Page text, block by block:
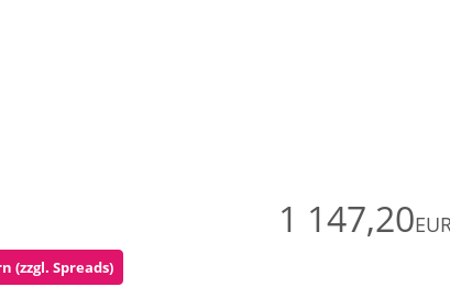
1 147,20
(zzgl. Spreads)